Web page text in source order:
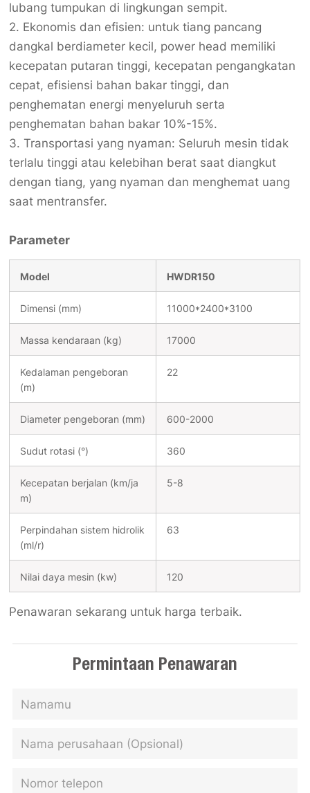
lubang tumpukan di lingkungan sempit.
2. Ekonomis dan efisien: untuk tiang pancang
dangkal berdiameter kecil, power head memiliki
kecepatan putaran tinggi, kecepatan pengangkatan
cepat, efisiensi bahan bakar tinggi, dan
penghematan energi menyeluruh serta
penghematan bahan bakar 10%-15%.
3. Transportasi yang nyaman: Seluruh mesin tidak
terlalu tinggi atau kelebihan berat saat diangkut
dengan tiang, yang nyaman dan menghemat uang
saat mentransfer.
Parameter
Model HWDR150
Dimensi (mm) 11000*2400*3100
Massa kendaraan (kg) 17000
Kedalaman pengeboran
(m)
22
Diameter pengeboran (mm) 600-2000
Sudut rotasi (°) 360
Kecepatan berjalan (km/ja
m)
5-8
Perpindahan sistem hidrolik
(ml/r)
63
Nilai daya mesin (kw) 120
Penawaran sekarang untuk harga terbaik.
Permintaan Penawaran